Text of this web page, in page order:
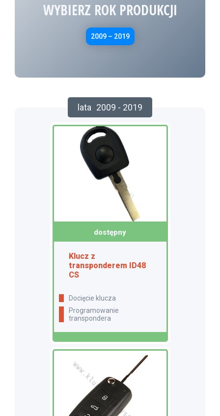
WYBIERZ ROK PRODUKCJI
2009 – 2019
lata 2009 - 2019
dostępny
Klucz z
transponderem ID48
CS
docięcie klucza
programowanie
transpondera